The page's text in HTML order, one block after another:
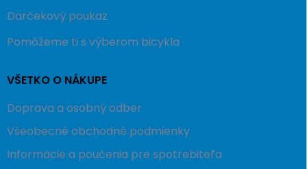
Darčekový poukaz
Pomôžeme ti s výberom bicykla
VŠETKO O NÁKUPE
Doprava a osobný odber
Všeobecné obchodné podmienky
Informácie a poučenia pre spotrebiteľa